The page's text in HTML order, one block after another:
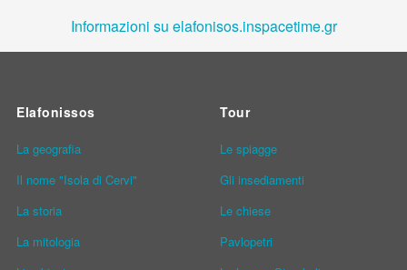
Informazioni su elafonisos.inspacetime.gr
Elafonissos
La geografia
Il nome "Isola di Cervi"
La storia
La mitologia
Tour
Le spiagge
Gli insediamenti
Le chiese
Pavlopetri